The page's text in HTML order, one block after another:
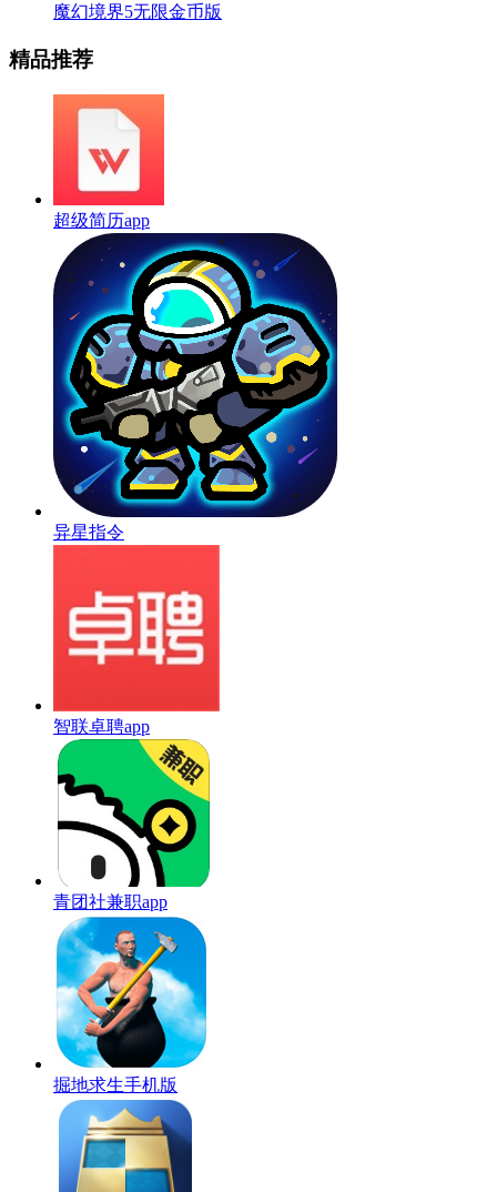
魔幻境界5无限金币版
精品推荐
超级简历app
异星指令
智联卓聘app
青团社兼职app
掘地求生手机版